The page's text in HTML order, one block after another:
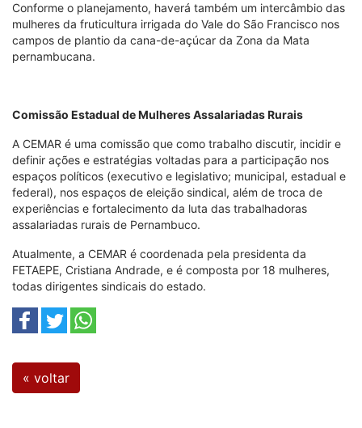
Conforme o planejamento, haverá também um intercâmbio das
mulheres da fruticultura irrigada do Vale do São Francisco nos
campos de plantio da cana-de-açúcar da Zona da Mata
pernambucana.
Comissão Estadual de Mulheres Assalariadas Rurais
A CEMAR é uma comissão que como trabalho discutir, incidir e
definir ações e estratégias voltadas para a participação nos
espaços políticos (executivo e legislativo; municipal, estadual e
federal), nos espaços de eleição sindical, além de troca de
experiências e fortalecimento da luta das trabalhadoras
assalariadas rurais de Pernambuco.
Atualmente, a CEMAR é coordenada pela presidenta da
FETAEPE, Cristiana Andrade, e é composta por 18 mulheres,
todas dirigentes sindicais do estado.
« voltar